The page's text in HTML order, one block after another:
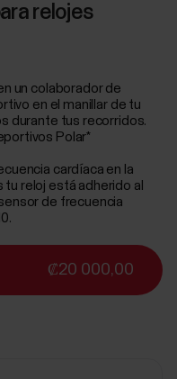
relojes
un colaborador de
en el manillar de tu
durante tus recorridos.
Polar*
cardíaca en la
reloj está adherido al
de frecuencia
₡20 000,00